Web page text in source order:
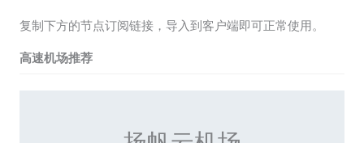
复制下方的节点订阅链接，导入到客户端即可正常使用。
高速机场推荐